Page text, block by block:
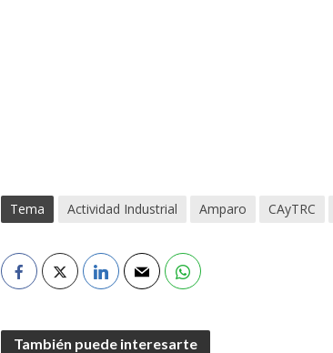
Tema Actividad Industrial Amparo CAyTRC
También puede interesarte